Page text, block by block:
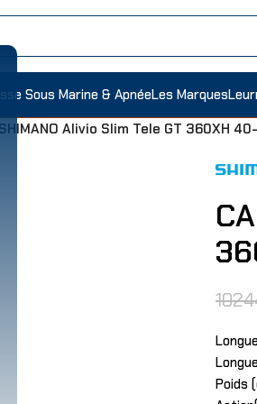
Sous Marine & ApnéeLes Marques
Alivio Slim Tele GT 360XH
Poids